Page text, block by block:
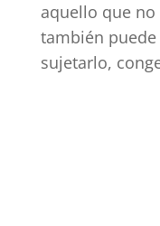
aquello que
también
sujetarlo,